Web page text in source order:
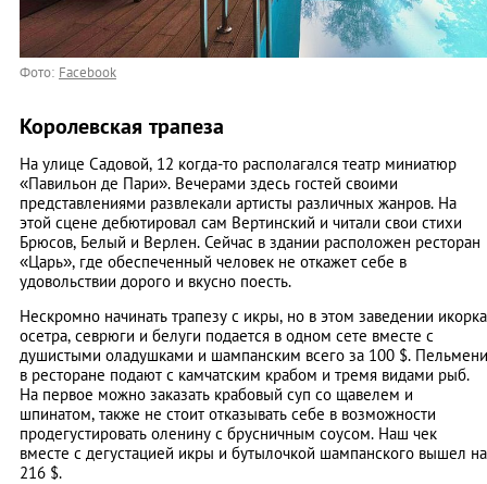
Фото: Facebook
Королевская трапеза
На улице Садовой, 12 когда-то располагался театр миниатюр
«Павильон де Пари». Вечерами здесь гостей своими
представлениями развлекали артисты различных жанров. На
этой сцене дебютировал сам Вертинский и читали свои стихи
Брюсов, Белый и Верлен. Сейчас в здании расположен ресторан
«Царь», где обеспеченный человек не откажет себе в
удовольствии дорого и вкусно поесть.
Нескромно начинать трапезу с икры, но в этом заведении икорка
осетра, севрюги и белуги подается в одном сете вместе с
душистыми оладушками и шампанским всего за 100 $. Пельмени
в ресторане подают с камчатским крабом и тремя видами рыб.
На первое можно заказать крабовый суп со щавелем и
шпинатом, также не стоит отказывать себе в возможности
продегустировать оленину с брусничным соусом. Наш чек
вместе с дегустацией икры и бутылочкой шампанского вышел на
216 $.